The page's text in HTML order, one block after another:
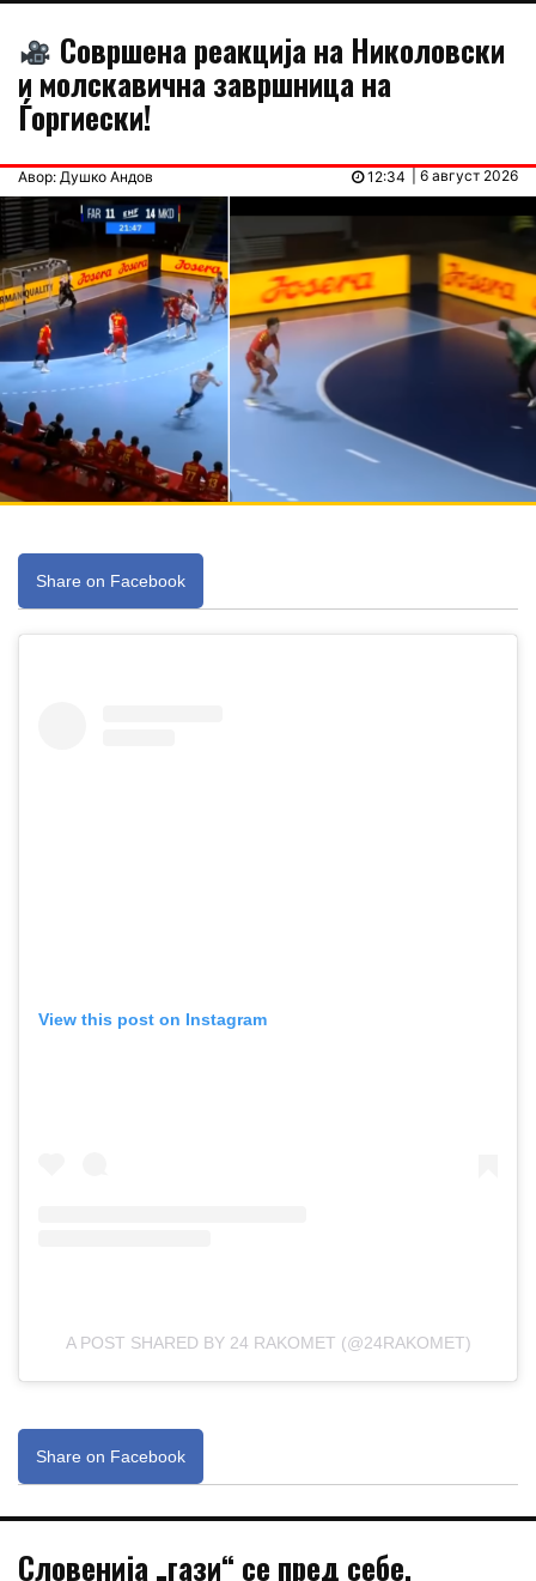
Совршена реакција на Николовски
и молскавична завршница на
Ѓоргиески!
Авор: Душко Андов | 6 август 2026
12:34
Share on Facebook
View this post on Instagram
A POST SHARED BY 24 RAKOMET (@24RAKOMET)
Share on Facebook
Словенија „гази“ се пред себе,